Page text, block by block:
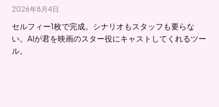
2026年8月4日
セルフィー1枚で完成。シナリオもスタッフも要らな
い。AIが君を映画のスター役にキャストしてくれるツー
ル。